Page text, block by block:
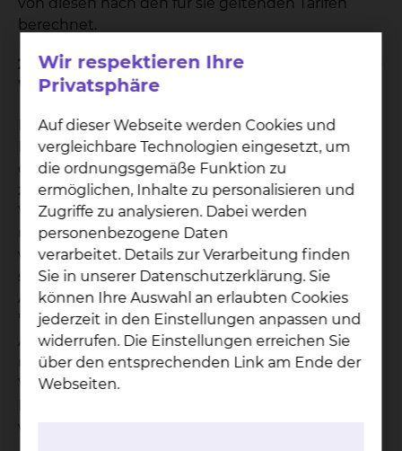
berechnet.
2. Was geschieht, wenn der von Ihnen gewählte
Wahlarzt verhindert ist?
Die Rechtsprechung unterscheidet bei der
Erbringung einer wahlärztlichen Leistung durch
einen ständigen Vertreter des Wahlarztes
zwischen vorhersehbarer und unvorhersehbarer
Verhinderung des Wahlarztes. Bei einer
unvorhersehbaren Verhinderung Ihres Wahlarztes
wird die wahlärztliche Leistung von seinem
ständigen ärztlichen Vertreter übernommen. Bei
Abschluss eines Vertrages für die Wahlleistung
"Chefarztbehandlung" erhalten Sie eine
Aufstellung aller ständigen Vertreter der Chefärzte
unseres Klinikums. Im Falle der unvorhersehbaren
Verhinderung des Wahlarztes werden die
wahlärztliche Leistungen in Rechnung gestellt.
Wir respektieren Ihre
Privatsphäre
Auf dieser Webseite werden Cookies und
vergleichbare Technologien eingesetzt, um
die ordnungsgemäße Funktion zu
ermöglichen, Inhalte zu personalisieren und
Zugriffe zu analysieren. Dabei werden
personenbezogene Daten
verarbeitet. Details zur Verarbeitung finden
Sie in unserer Datenschutzerklärung. Sie
können Ihre Auswahl an erlaubten Cookies
jederzeit in den Einstellungen anpassen und
widerrufen. Die Einstellungen erreichen Sie
über den entsprechenden Link am Ende der
Webseiten.